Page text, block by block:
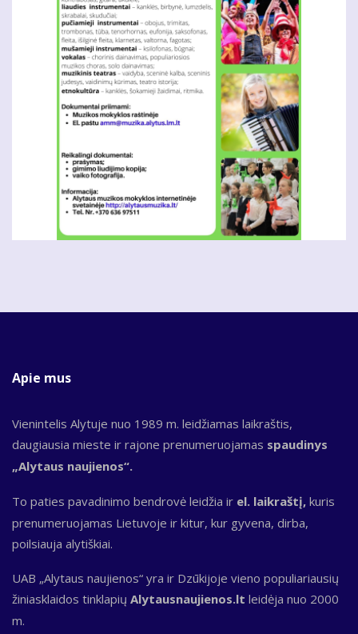
Apie mus
Vienintelis Alytuje nuo 1989 m. leidžiamas laikraštis,
daugiausia mieste ir rajone prenumeruojamas spaudinys
„Alytaus naujienos“.
To paties pavadinimo bendrovė leidžia ir el. laikraštį, kuris
prenumeruojamas Lietuvoje ir kitur, kur gyvena, dirba,
poilsiauja alytiškiai.
UAB „Alytaus naujienos“ yra ir Dzūkijoje vieno populiariausių
žiniasklaidos tinklapių Alytausnaujienos.lt leidėja nuo 2000
m.